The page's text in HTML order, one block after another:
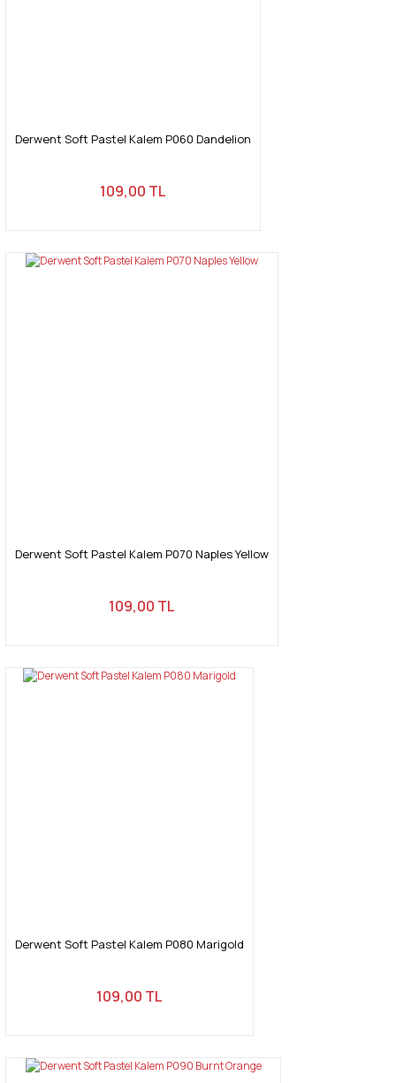
Derwent Soft Pastel Kalem P060 Dandelion
109,00 TL
Derwent Soft Pastel Kalem P070 Naples Yellow
109,00 TL
Derwent Soft Pastel Kalem P080 Marigold
109,00 TL